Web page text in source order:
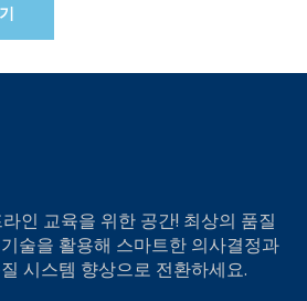
인 교육을 위한 공간! 최상의 품질
술을 활용해 스마트한 의사결정과
시스템 향상으로 전환하세요.